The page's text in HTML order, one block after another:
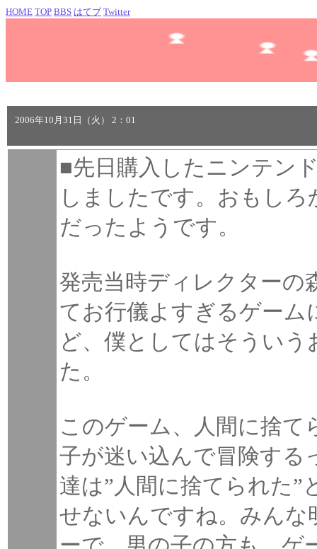
HOME TOP BBS はてブ Twitter
2006年10月31日（火） 2：01
■先日購入したニンテン
しましたです。おもし
だったようです。
発売当時ディレクターの
てお行儀よすぎるゲー
ど、僕としてはそうい
た。
このゲーム、人間に捨
子が迷い込んで冒険する
達は”人間に捨てられた”
せないんですね。みん